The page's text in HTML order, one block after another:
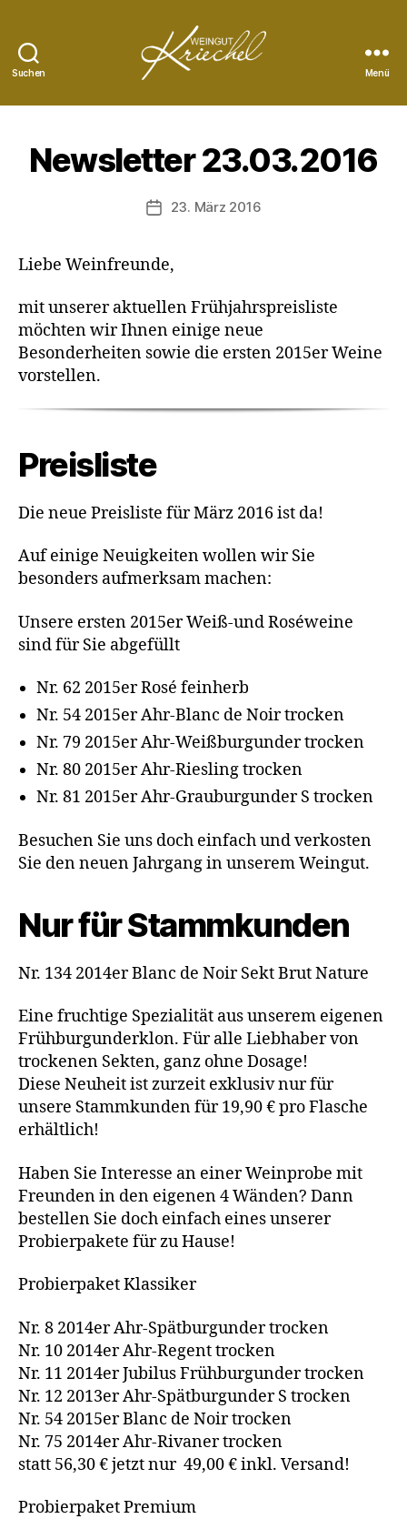
Suchen
Peter
Menü
Newsletter 23.03.2016
Veröffentlichungsdatum
23. März 2016
Liebe Weinfreunde,
mit unserer aktuellen Frühjahrspreisliste
möchten wir Ihnen einige neue
Besonderheiten sowie die ersten 2015er Weine
vorstellen.
Preisliste
Die neue Preisliste für März 2016 ist da!
Auf einige Neuigkeiten wollen wir Sie
besonders aufmerksam machen:
Unsere ersten 2015er Weiß-und Roséweine
sind für Sie abgefüllt
Nr. 62 2015er Rosé feinherb
Nr. 54 2015er Ahr-Blanc de Noir trocken
Nr. 79 2015er Ahr-Weißburgunder trocken
Nr. 80 2015er Ahr-Riesling trocken
Nr. 81 2015er Ahr-Grauburgunder S trocken
Besuchen Sie uns doch einfach und verkosten
Sie den neuen Jahrgang in unserem Weingut.
Nur für Stammkunden
Nr. 134 2014er Blanc de Noir Sekt Brut Nature
Eine fruchtige Spezialität aus unserem eigenen
Frühburgunderklon. Für alle Liebhaber von
trockenen Sekten, ganz ohne Dosage!
Diese Neuheit ist zurzeit exklusiv nur für
unsere Stammkunden für 19,90 € pro Flasche
erhältlich!
Haben Sie Interesse an einer Weinprobe mit
Freunden in den eigenen 4 Wänden? Dann
bestellen Sie doch einfach eines unserer
Probierpakete für zu Hause!
Probierpaket Klassiker
Nr. 8 2014er Ahr-Spätburgunder trocken
Nr. 10 2014er Ahr-Regent trocken
Nr. 11 2014er Jubilus Frühburgunder trocken
Nr. 12 2013er Ahr-Spätburgunder S trocken
Nr. 54 2015er Blanc de Noir trocken
Nr. 75 2014er Ahr-Rivaner trocken
statt 56,30 € jetzt nur 49,00 € inkl. Versand!
Probierpaket Premium